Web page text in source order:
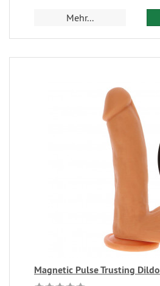
Mehr...
Magnetic Pulse Trusting Dildo